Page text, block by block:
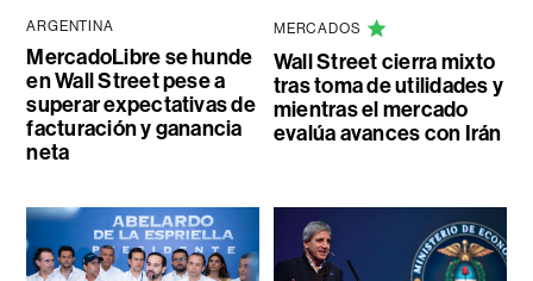
ARGENTINA
MercadoLibre se hunde
en Wall Street pese a
superar expectativas de
facturación y ganancia
neta
MERCADOS
Wall Street cierra mixto
tras toma de utilidades y
mientras el mercado
evalúa avances con Irán